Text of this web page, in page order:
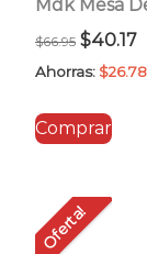
Mdk Mesa
$66.95 El
precio
era:
$40.17El
Ahorras: $26.78
Comprar
Oferta!